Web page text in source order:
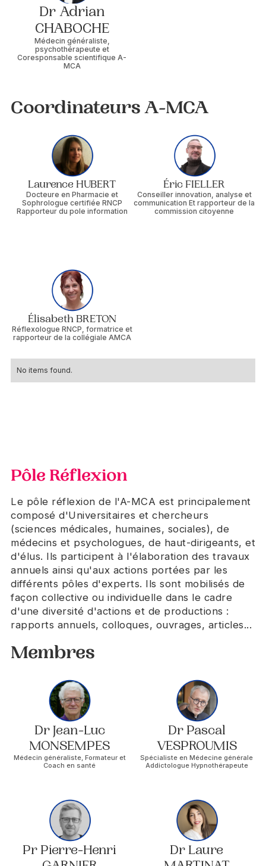
Dr Adrian
CHABOCHE
Médecin généraliste,
psychothérapeute et
Coresponsable scientifique A-
MCA
Coordinateurs A-MCA
Laurence HUBERT
Docteure en Pharmacie et
Sophrologue certifiée RNCP
Rapporteur du pole information
Éric FIELLER
Conseiller innovation, analyse et
communication Et rapporteur de la
commission citoyenne
Élisabeth BRETON
Réflexologue RNCP, formatrice et
rapporteur de la collégiale AMCA
No items found.
Pôle Réflexion
Le pôle réflexion de l'A-MCA est principalement
composé d'Universitaires et chercheurs
(sciences médicales, humaines, sociales), de
médecins et psychologues, de haut-dirigeants, et
d'élus. Ils participent à l'élaboration des travaux
annuels ainsi qu'aux actions portées par les
différents pôles d'experts. Ils sont mobilisés de
façon collective ou individuelle dans le cadre
d'une diversité d'actions et de productions :
rapports annuels, colloques, ouvrages, articles...
Membres
Dr Jean-Luc
MONSEMPES
Médecin généraliste, Formateur et
Coach en santé
Dr Pascal
VESPROUMIS
Spécialiste en Médecine générale
Addictologue Hypnothérapeute
Pr Pierre-Henri
Dr Laure